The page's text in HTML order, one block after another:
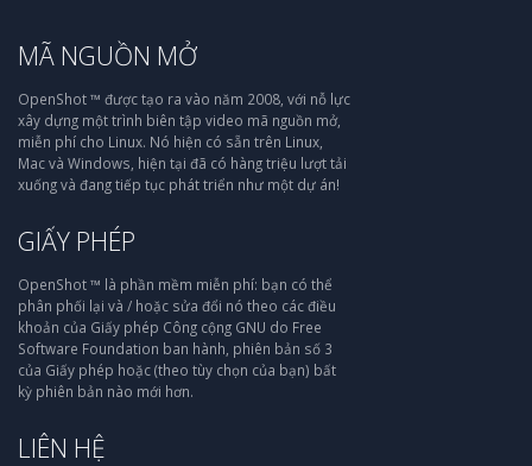
MÃ NGUỒN MỞ
OpenShot ™ được tạo ra vào năm 2008, với nỗ lực
xây dựng một trình biên tập video mã nguồn mở,
miễn phí cho Linux. Nó hiện có sẵn trên Linux,
Mac và Windows, hiện tại đã có hàng triệu lượt tải
xuống và đang tiếp tục phát triển như một dự án!
GIẤY PHÉP
OpenShot ™ là phần mềm miễn phí: bạn có thể
phân phối lại và / hoặc sửa đổi nó theo các điều
khoản của Giấy phép Công cộng GNU do Free
Software Foundation ban hành, phiên bản số 3
của Giấy phép hoặc (theo tùy chọn của bạn) bất
kỳ phiên bản nào mới hơn.
LIÊN HỆ